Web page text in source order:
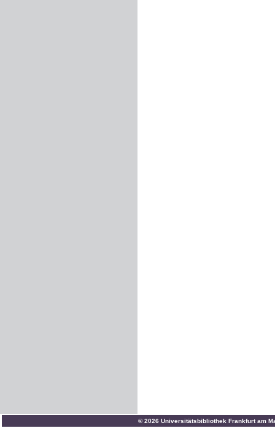
© 2026 Universitätsbibliothek Frankfurt am